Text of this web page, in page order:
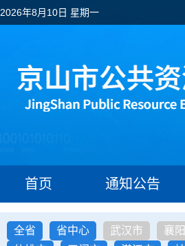
2026年8月10日 星期一
首页 通知公告
全省 省中心 武汉市 襄